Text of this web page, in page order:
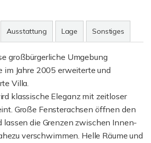
Ausstattung Lage Sonstiges
großbürgerliche Umgebung
im Jahre 2005 erweiterte und
Villa.
klassische Eleganz mit zeitloser
Große Fensterachsen öffnen den
lassen die Grenzen zwischen Innen-
verschwimmen. Helle Räume und